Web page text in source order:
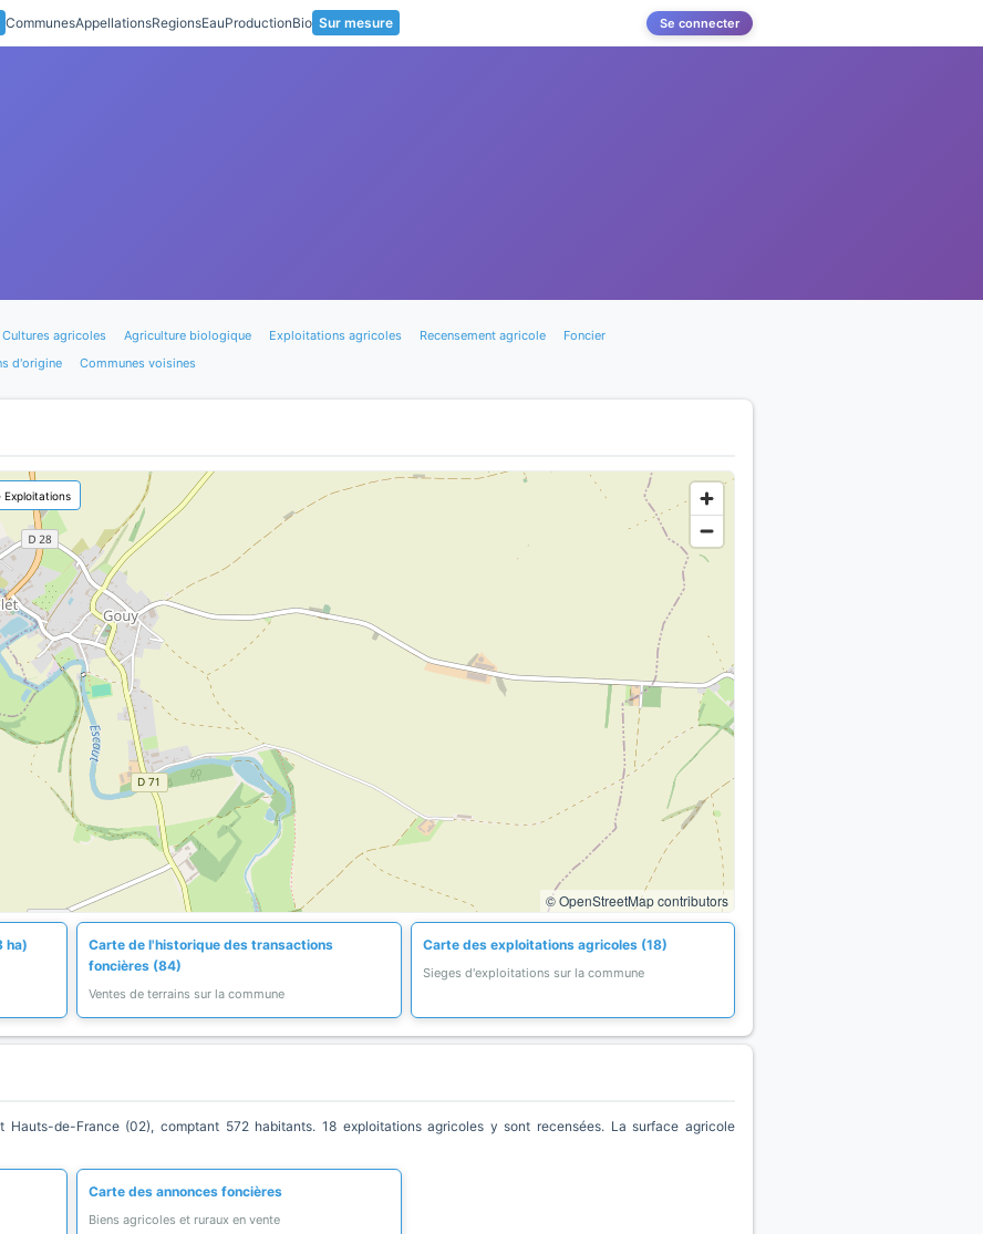
CommunesAppellationsRegionsEauProductionBio Sur mesure Se connecter
Cultures agricoles Agriculture biologique Exploitations agricoles Recensement agricole
Foncier
d'origine Communes voisines
© OpenStreetMap contributors
Exploitations
ha)
Carte de l'historique des transactions
foncières (84)
Ventes de terrains sur la commune
Carte des exploitations agricoles (18)
Sieges d'exploitations sur la commune
Hauts-de-France (02), comptant 572 habitants. 18 exploitations agricoles y sont recensées. La surface agricole
Carte des annonces foncières
Biens agricoles et ruraux en vente